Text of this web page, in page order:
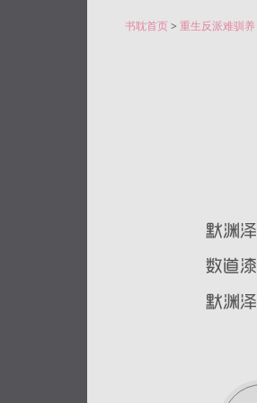
书耽首页> 重生反派难驯养